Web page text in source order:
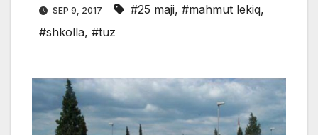
SEP 9, 2017 #25 maji, #mahmut lekiq,
#shkolla, #tuz